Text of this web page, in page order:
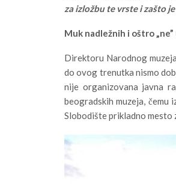
za izložbu te vrste i zašto
Muk nadležnih i oštro
Direktoru Narodnog
do ovog trenutka nismo
nije organizovana javna
beogradskih muzeja,
Slobodište prikladno mesto